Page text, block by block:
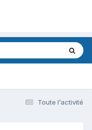
Toute l’activité